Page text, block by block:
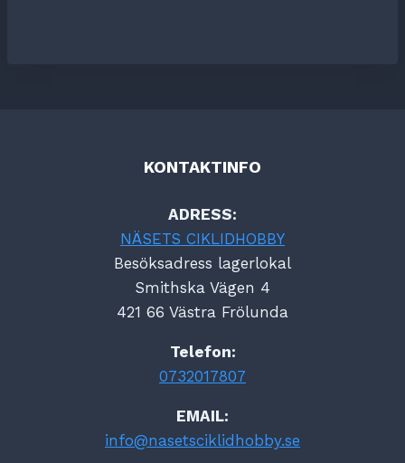
KONTAKTINFO
ADRESS:
NÄSETS CIKLIDHOBBY
Besöksadress lagerlokal
Smithska Vägen 4
421 66 Västra Frölunda
Telefon:
0732017807
EMAIL:
info@nasetsciklidhobby.se